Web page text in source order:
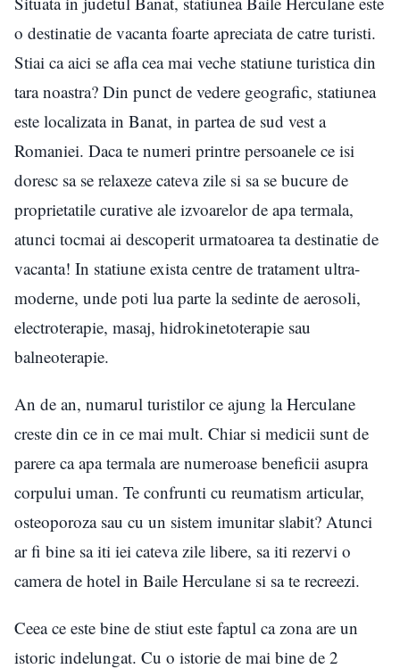
o destinatie de vacanta foarte apreciata de catre turisti.
Stiai ca aici se afla cea mai veche statiune turistica din
tara noastra? Din punct de vedere geografic, statiunea
este localizata in Banat, in partea de sud vest a
Romaniei. Daca te numeri printre persoanele ce isi
doresc sa se relaxeze cateva zile si sa se bucure de
proprietatile curative ale izvoarelor de apa termala,
atunci tocmai ai descoperit urmatoarea ta destinatie de
vacanta! In statiune exista centre de tratament ultra-
moderne, unde poti lua parte la sedinte de aerosoli,
electroterapie, masaj, hidrokinetoterapie sau
balneoterapie.
An de an, numarul turistilor ce ajung la Herculane
creste din ce in ce mai mult. Chiar si medicii sunt de
parere ca apa termala are numeroase beneficii asupra
corpului uman. Te confrunti cu reumatism articular,
osteoporoza sau cu un sistem imunitar slabit? Atunci
ar fi bine sa iti iei cateva zile libere, sa iti rezervi o
camera de hotel in Baile Herculane si sa te recreezi.
Ceea ce este bine de stiut este faptul ca zona are un
istoric indelungat. Cu o istorie de mai bine de 2